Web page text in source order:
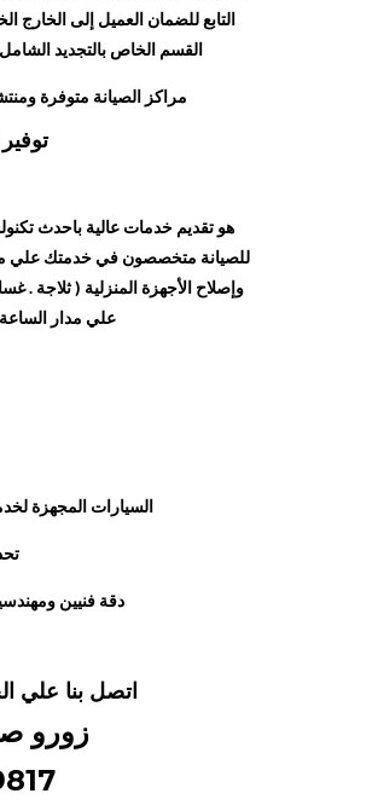
التابع للضمان العميل إلى
القسم الخاص بالتجديد
مراكز الصيانة متوفرة
هو تقديم خدمات عالية باحدث
للصيانة متخصصون في خدمتك علي
وإصلاح الأجهزة المنزلية ( ثلاجة
علي مدار
السيارات المجهزة
دقة فنيين
اتصل بنا علي
زورو